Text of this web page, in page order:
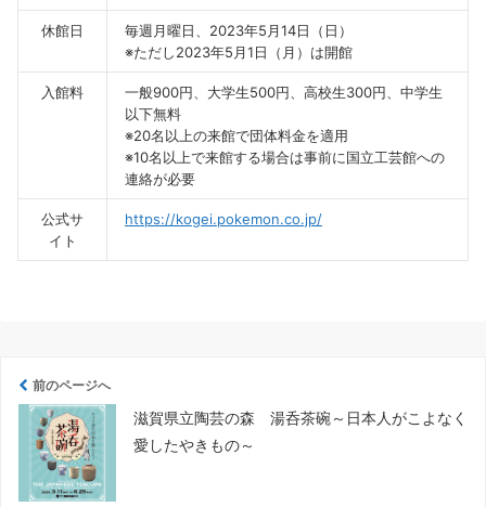
休館日
毎週月曜日、2023年5月14日（日）
※ただし2023年5月1日（月）は開館
入館料
一般900円、大学生500円、高校生300円、中学生
以下無料
※20名以上の来館で団体料金を適用
※10名以上で来館する場合は事前に国立工芸館への
連絡が必要
公式サ
イト
https://kogei.pokemon.co.jp/
前のページへ
滋賀県立陶芸の森 湯呑茶碗～日本人がこよなく
愛したやきもの～